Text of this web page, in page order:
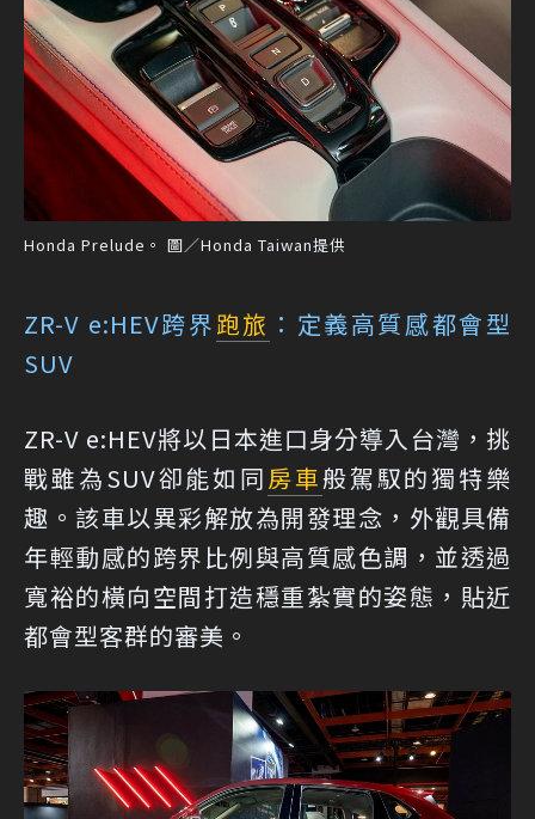
Honda Prelude。 圖／Honda Taiwan提供
ZR-V e:HEV跨界跑旅 ：定義高質感都會型
SUV
ZR-V e:HEV將以日本進口身分導入台灣，挑
戰雖為SUV卻能如同房車般駕馭的獨特樂
趣。該車以異彩解放為開發理念，外觀具備
年輕動感的跨界比例與高質感色調，並透過
寬裕的橫向空間打造穩重紮實的姿態，貼近
都會型客群的審美。